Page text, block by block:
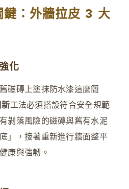
鍵：外牆拉皮 3 大
化
磁磚上塗抹防水漆這麼簡
工法必須搭設符合安全規範
剝落風險的磁磚與舊有水泥
」，接著重新進行牆面整平
康與強韌。